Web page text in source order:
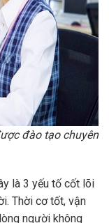
đào tạo chuyên
là 3 yếu tố cốt lõi
Thời cơ tốt, vận
người không